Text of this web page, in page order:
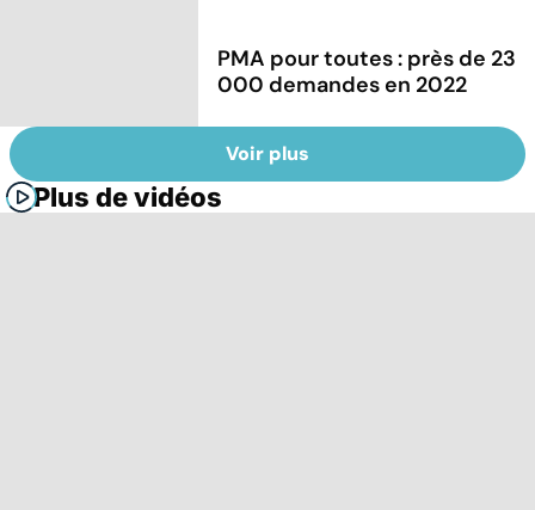
PMA pour toutes : près de 23
000 demandes en 2022
Voir plus
Plus de vidéos